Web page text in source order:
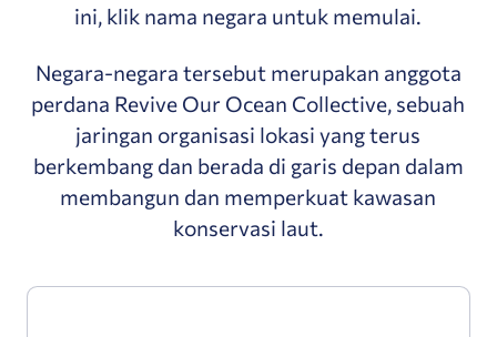
ini, klik nama negara untuk memulai.
Negara-negara tersebut merupakan anggota
perdana Revive Our Ocean Collective, sebuah
jaringan organisasi lokasi yang terus
berkembang dan berada di garis depan dalam
membangun dan memperkuat kawasan
konservasi laut.
Inggris Raya